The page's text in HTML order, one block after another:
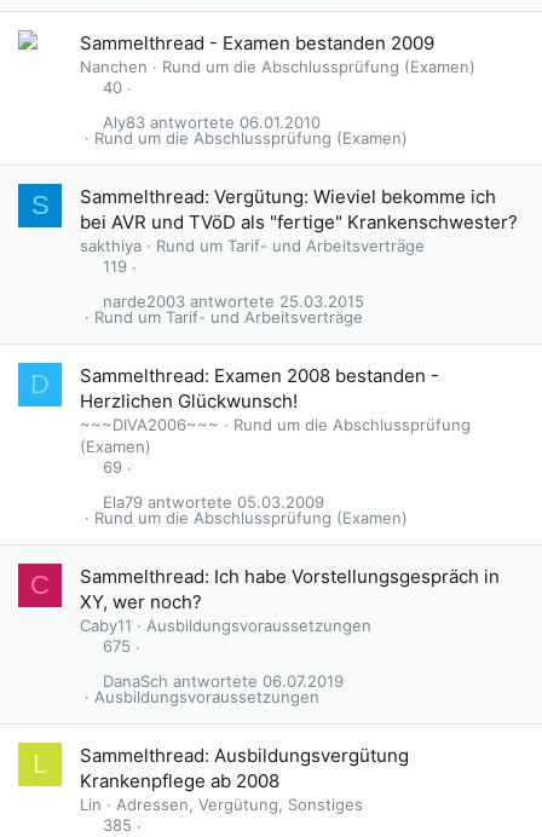
Sammelthread - Examen bestanden 2009
Nanchen
Rund um die Abschlussprüfung (Examen)
40
Rund um die Abschlussprüfung (Examen)
06.01.2010
Aly83
S
Sammelthread: Vergütung: Wieviel bekomme ich
bei AVR und TVöD als "fertige" Krankenschwester?
sakthiya
Rund um Tarif- und Arbeitsverträge
119
Rund um Tarif- und Arbeitsverträge
25.03.2015
narde2003
D
Sammelthread: Examen 2008 bestanden -
Herzlichen Glückwunsch!
~~~DIVA2006~~~
Rund um die Abschlussprüfung
(Examen)
69
Rund um die Abschlussprüfung (Examen)
05.03.2009
Ela79
C
Sammelthread: Ich habe Vorstellungsgespräch in
XY, wer noch?
Caby11
Ausbildungsvoraussetzungen
675
Ausbildungsvoraussetzungen
06.07.2019
DanaSch
L
Sammelthread: Ausbildungsvergütung
Krankenpflege ab 2008
Lin
Adressen, Vergütung, Sonstiges
385